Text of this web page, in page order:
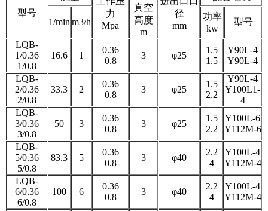
型号
力
Mpa
真空
高度
m
径
mm
1/min m3/h
功率
kw
型号
LQB-
1/0.36
1/0.8
16.6 1
0.36
0.8
3 φ25
1.5
1.5
Y90L-4
Y90L-4
LQB-
2/0.36
2/0.8
33.3 2
0.36
0.8
3 φ25
1.5
2.2
Y90L-4
Y100L1-
4
LQB-
3/0.36
3/0.8
50 3
0.36
0.8
3 φ25
1.5
2.2
Y100L-6
Y112M-6
LQB-
5/0.36
5/0.8
83.3 5
0.36
0.8
3 φ40
2.2
4
Y100L-4
Y112M-4
LQB-
6/0.36
6/0.8
100 6
0.36
0.8
3 φ40
2.2
4
Y100L-4
Y112M-4